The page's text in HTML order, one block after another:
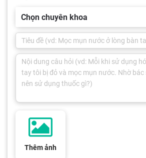
Chọn chuyên khoa
Thêm ảnh